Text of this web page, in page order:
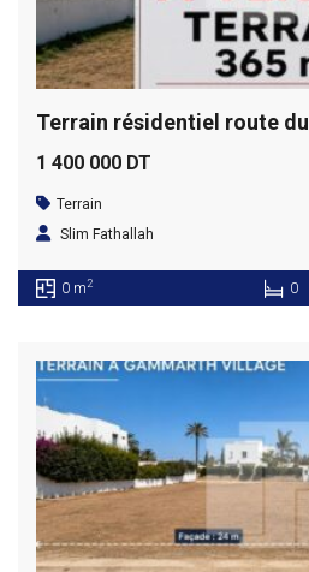
Terrain résidentiel route
1 400 000 DT
Terrain
Slim Fathallah
0 m2 0